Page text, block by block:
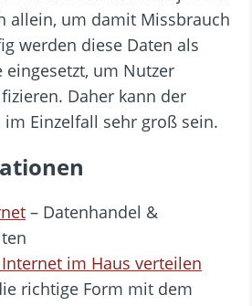
allein, um damit Missbrauch
werden diese Daten als
eingesetzt, um Nutzer
Daher kann der
Einzelfall sehr groß sein.
– Datenhandel &
im Haus verteilen
richtige Form mit dem